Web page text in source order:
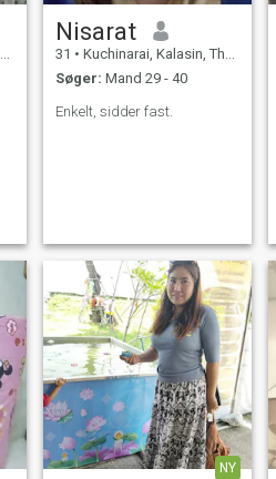
Nisarat
31 • Kuchinarai, Kalasin, Thailand
Søger: Mand 29 - 40
Enkelt, sidder fast.
NY